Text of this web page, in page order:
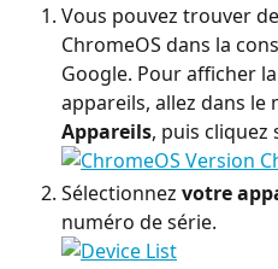
Vous pouvez trouver
ChromeOS dans la
Google. Pour afficher
appareils, allez dans
Appareils, puis cliquez
Sélectionnez votre
numéro de série.